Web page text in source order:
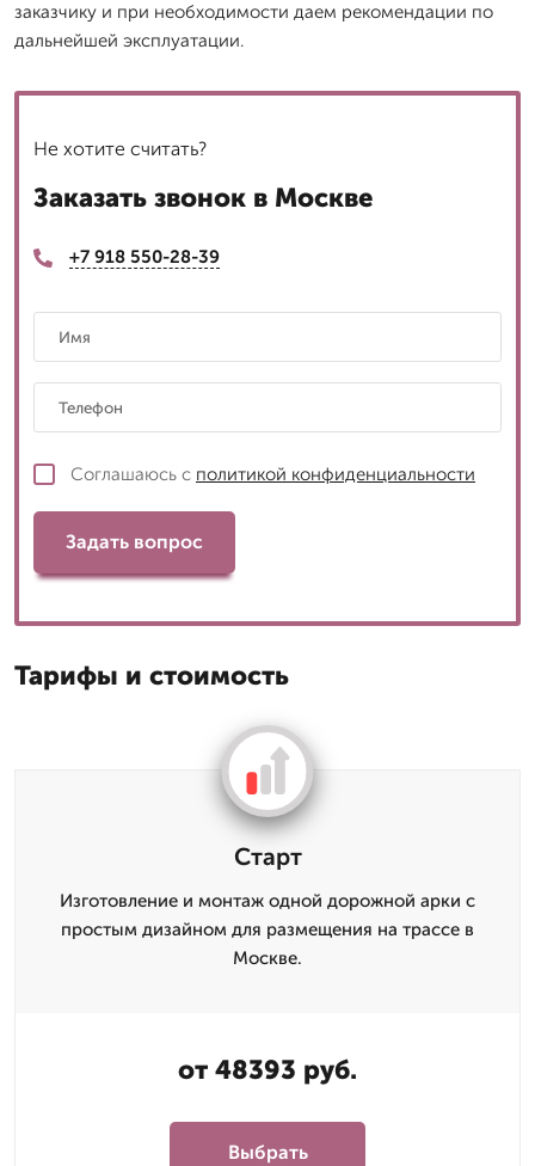
заказчику и при необходимости даем рекомендации по
дальнейшей эксплуатации.
Не хотите считать?
Заказать звонок в Москве
+7 918 550-28-39
Соглашаюсь с политикой конфиденциальности
Задать вопрос
Тарифы и стоимость
Старт
Изготовление и монтаж одной дорожной арки с
простым дизайном для размещения на трассе в
Москве.
от 48393 руб.
Выбрать